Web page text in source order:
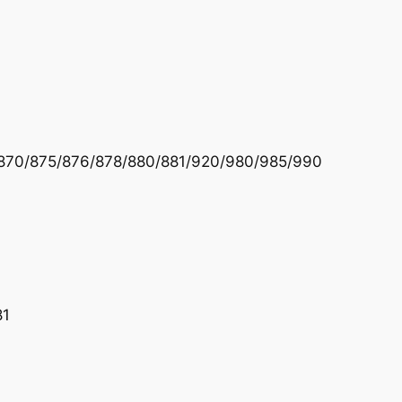
p
875/876/878/880/881/920/980/985/990